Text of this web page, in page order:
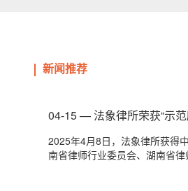
新闻推荐
04-15 — 法象律所荣获“示范
2025年4月8日，法象律所获得
南省律师行业委员会、湖南省律